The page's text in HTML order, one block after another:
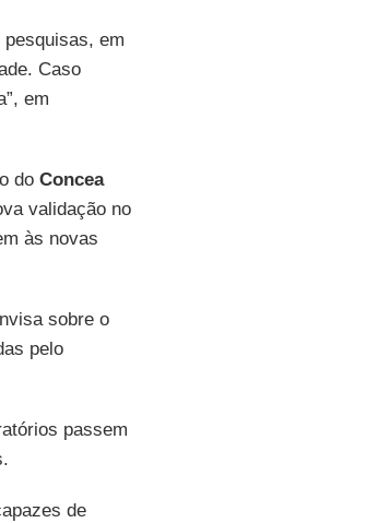
em
Caso
em
do Concea
validação no
às novas
sobre o
pelo
passem
de